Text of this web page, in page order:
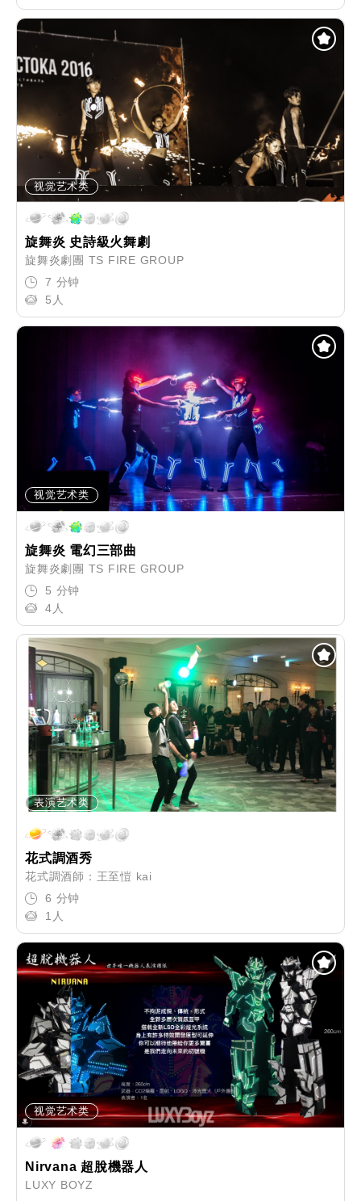
视觉艺术类
旋舞炎 史詩級火舞劇
旋舞炎劇團 TS FIRE GROUP
7 分钟
5人
视觉艺术类
旋舞炎 電幻三部曲
旋舞炎劇團 TS FIRE GROUP
5 分钟
4人
表演艺术类
花式調酒秀
花式調酒師：王至愷 kai
6 分钟
1人
视觉艺术类
Nirvana 超脫機器人
LUXY BOYZ